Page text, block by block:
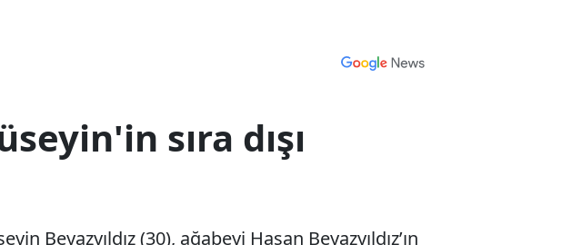
sıra dışı
Beyazyıldız (30), ağabeyi Hasan Beyazyıldız’ın